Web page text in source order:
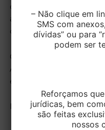
ou não incidência das
ao regime cumulativo
contribuições.
Com base nisso, a
Advogados está a sua
esclarecimentos.
Fonte:
– Não clique em
SMS com
dívidas” ou para
podem ser
Reforçamos
jurídicas, bem
são feitas
nossos